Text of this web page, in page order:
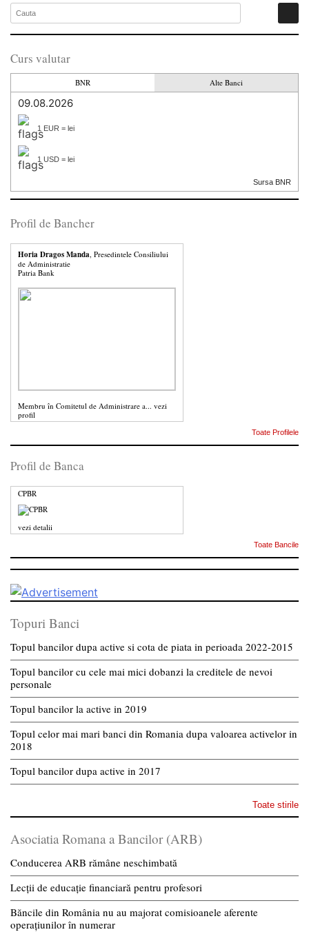
Curs valutar
BNR Alte Banci
09.08.2026
1 EUR = lei
1 USD = lei
Sursa BNR
Profil de Bancher
Horia Dragos Manda, Presedintele Consiliului
de Administratie
Patria Bank
Membru în Comitetul de Administrare a... vezi
profil
Toate Profilele
Profil de Banca
CPBR
vezi detalii
Toate Bancile
Topuri Banci
Topul bancilor dupa active si cota de piata in perioada 2022-2015
Topul bancilor cu cele mai mici dobanzi la creditele de nevoi
personale
Topul bancilor la active in 2019
Topul celor mai mari banci din Romania dupa valoarea activelor in
2018
Topul bancilor dupa active in 2017
Toate stirile
Asociatia Romana a Bancilor (ARB)
Conducerea ARB rămâne neschimbată
Lecții de educație financiară pentru profesori
Băncile din România nu au majorat comisioanele aferente
operațiunilor în numerar